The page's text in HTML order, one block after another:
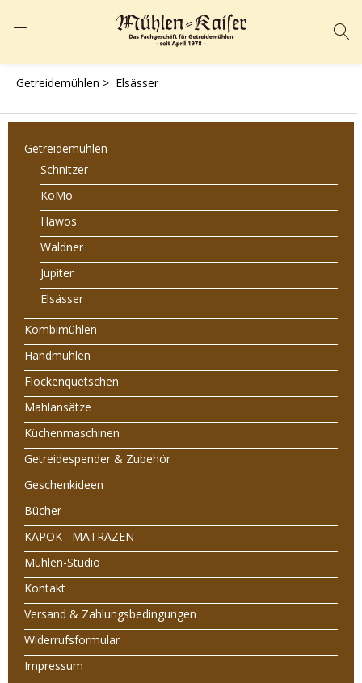
ANMELDEN
Geben Sie Ihren Benutzernamen und Ihr Passwort ein, um sich
anzumelden.
Angemeldet bleiben Passwort vergessen?
Getreidemühlen > Elsässer
Getreidemühlen
Schnitzer
KoMo
Hawos
Waldner
Jupiter
Elsässer
Kombimühlen
Handmühlen
Flockenquetschen
Mahlansätze
Küchenmaschinen
Getreidespender & Zubehör
Geschenkideen
Bücher
KAPOK MATRAZEN
Mühlen-Studio
Kontakt
Versand & Zahlungsbedingungen
Widerrufsformular
Impressum